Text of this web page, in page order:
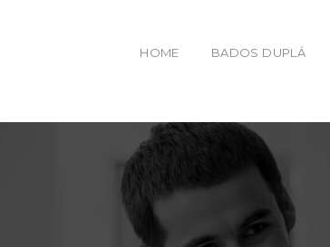
HOME BADOS DUPLÁ